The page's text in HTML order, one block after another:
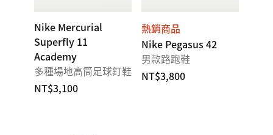
Nike Mercurial
Superfly 11
Academy
多種場地高筒足球釘鞋
NT$3,100
熱銷商品
Nike Pegasus 42
男款路跑鞋
NT$3,800